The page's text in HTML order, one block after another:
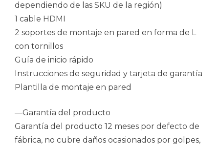
dependiendo de las SKU de la región)
1 cable HDMI
2 soportes de montaje en pared en forma de L
con tornillos
Guía de inicio rápido
Instrucciones de seguridad y tarjeta de garantía
Plantilla de montaje en pared
—Garantía del producto
Garantía del producto 12 meses por defecto de
fábrica, no cubre daños ocasionados por golpes,